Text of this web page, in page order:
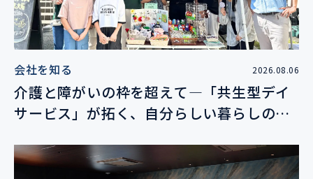
会社を知る 2026.08.06
介護と障がいの枠を超えて―「共生型デイ
サービス」が拓く、自分らしい暮らしの未